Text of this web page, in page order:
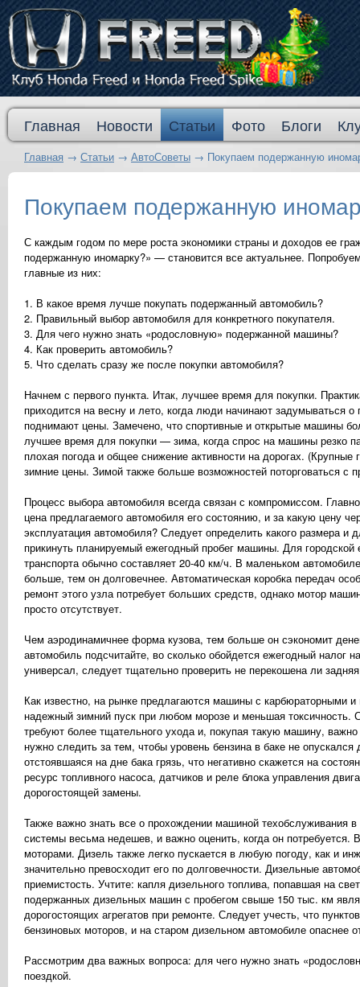
Главная Новости Статьи Фото Блоги
Главная → Статьи → АвтоСоветы → Покупаем подержанную
Покупаем подержанную
С каждым годом по мере роста экономики страны и доходов ее
подержанную иномарку?» — становится все актуальнее.
главные из них:
1. В какое время лучше покупать подержанный автомобиль?
2. Правильный выбор автомобиля для конкретного покупателя.
3. Для чего нужно знать «родословную» подержанной машины?
4. Как проверить автомобиль?
5. Что сделать сразу же после покупки автомобиля?
Начнем с первого пункта. Итак, лучшее время для покупки.
приходится на весну и лето, когда люди начинают задумываться
поднимают цены. Замечено, что спортивные и открытые машины
лучшее время для покупки — зима, когда спрос на машины резко
плохая погода и общее снижение активности на дорогах.
зимние цены. Зимой также больше возможностей поторговаться с
Процесс выбора автомобиля всегда связан с компромиссом.
цена предлагаемого автомобиля его состоянию, и за какую цену
эксплуатация автомобиля? Следует определить какого размера
прикинуть планируемый ежегодный пробег машины. Для
транспорта обычно составляет 20-40 км/ч. В маленьком
больше, тем он долговечнее. Автоматическая коробка передач
ремонт этого узла потребует больших средств, однако мотор
просто отсутствует.
Чем аэродинамичнее форма кузова, тем больше он сэкономит
автомобиль подсчитайте, во сколько обойдется ежегодный
универсал, следует тщательно проверить не перекошена ли
Как известно, на рынке предлагаются машины с
надежный зимний пуск при любом морозе и меньшая токсичность.
требуют более тщательного ухода и, покупая такую машину,
нужно следить за тем, чтобы уровень бензина в баке не
отстоявшаяся на дне бака грязь, что негативно скажется на
ресурс топливного насоса, датчиков и реле блока управления
дорогостоящей замены.
Также важно знать все о прохождении машиной техобслуживания
системы весьма недешев, и важно оценить, когда он
моторами. Дизель также легко пускается в любую погоду, как и
значительно превосходит его по долговечности. Дизельные
приемистость. Учтите: капля дизельного топлива, попавшая на
подержанных дизельных машин с пробегом свыше 150 тыс. км
дорогостоящих агрегатов при ремонте. Следует учесть, что
бензиновых моторов, и на старом дизельном автомобиле опаснее
Рассмотрим два важных вопроса: для чего нужно знать
поездкой.